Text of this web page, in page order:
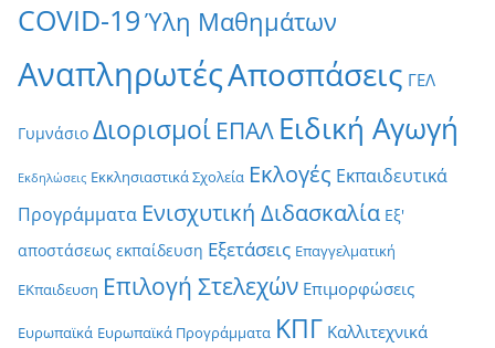
COVID-19Ύλη Μαθημάτων
ΑναπληρωτέςΑποσπάσεις ΓΕΛ
Γυμνάσιο Διορισμοί ΕΠΑΛ Ειδική Αγωγή
Εκδηλώσεις Εκκλησιαστικά Σχολεία Εκλογές Εκπαιδευτικά
Προγράμματα Ενισχυτική Διδασκαλία Εξ'
αποστάσεως εκπαίδευση Εξετάσεις Επαγγελματική
ΕΚπαιδευση Επιλογή Στελεχών Επιμορφώσεις
Ευρωπαϊκά Ευρωπαϊκά Προγράμματα ΚΠΓ Καλλιτεχνικά